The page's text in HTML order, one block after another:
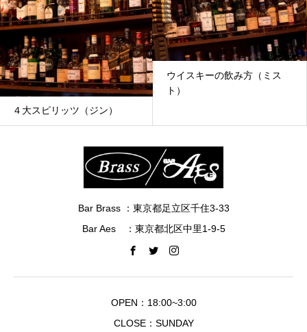
リッツ（ジン）
ウイスキーの飲み方（ミス
ト）
Barで
Bar Brass ：東京都足立区千住3-33
Bar Aes ：東京都北区中里1-9-5
OPEN：18:00~3:00
CLOSE：SUNDAY